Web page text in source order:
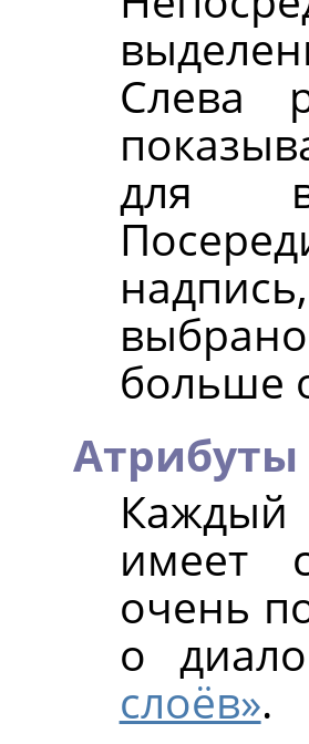
Слева
для
больше
Атрибуты
Каждый
имеет
очень
о
слоёв».